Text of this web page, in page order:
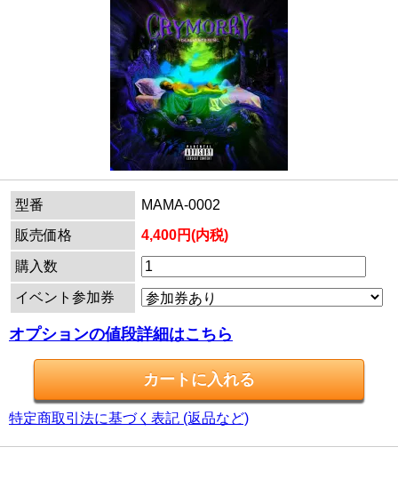
型番
MAMA-0002
販売価格
4,400円(内税)
購入数
イベント参加券
オプションの値段詳細はこちら
特定商取引法に基づく表記 (返品など)